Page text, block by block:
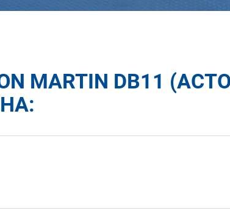
MARTIN DB11